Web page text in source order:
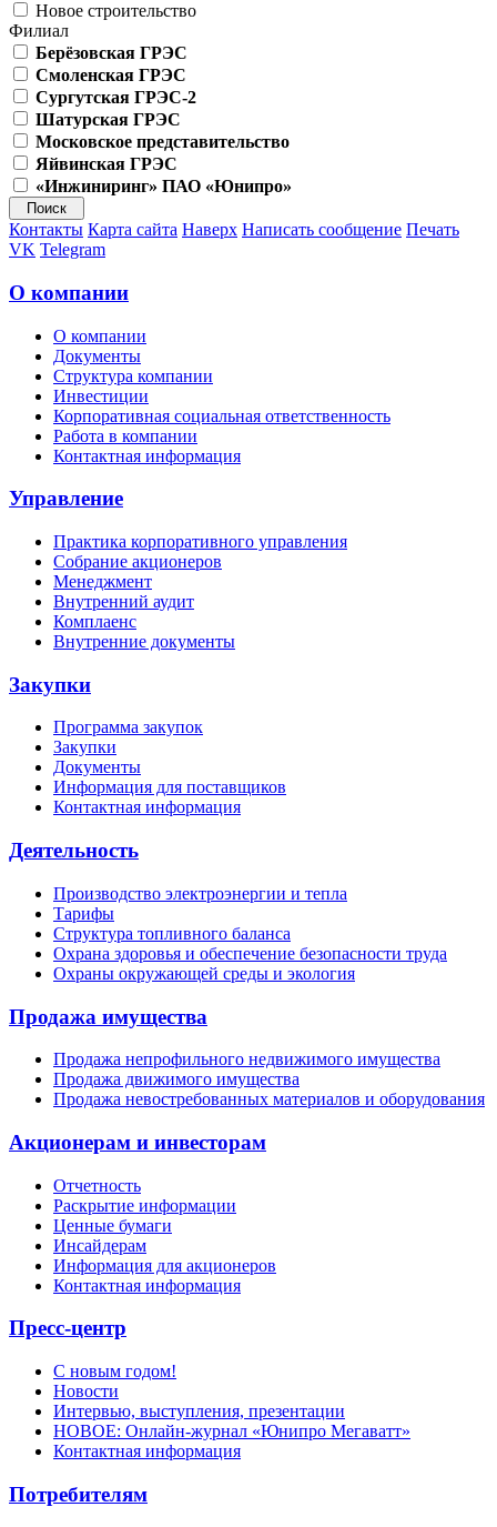
Новое строительство
Филиал
Берёзовская ГРЭС
Смоленская ГРЭС
Сургутская ГРЭС-2
Шатурская ГРЭС
Московское представительство
Яйвинская ГРЭС
«Инжиниринг» ПАО «Юнипро»
Контакты Карта сайта Наверх Написать сообщение Печать
VK Telegram
О компании
О компании
Документы
Структура компании
Инвестиции
Корпоративная социальная ответственность
Работа в компании
Контактная информация
Управление
Практика корпоративного управления
Собрание акционеров
Менеджмент
Внутренний аудит
Комплаенс
Внутренние документы
Закупки
Программа закупок
Закупки
Документы
Информация для поставщиков
Контактная информация
Деятельность
Производство электроэнергии и тепла
Тарифы
Структура топливного баланса
Охрана здоровья и обеспечение безопасности труда
Охраны окружающей среды и экология
Продажа имущества
Продажа непрофильного недвижимого имущества
Продажа движимого имущества
Продажа невостребованных материалов и оборудования
Акционерам и инвесторам
Отчетность
Раскрытие информации
Ценные бумаги
Инсайдерам
Информация для акционеров
Контактная информация
Пресс-центр
С новым годом!
Новости
Интервью, выступления, презентации
НОВОЕ: Онлайн-журнал «Юнипро Мегаватт»
Контактная информация
Потребителям